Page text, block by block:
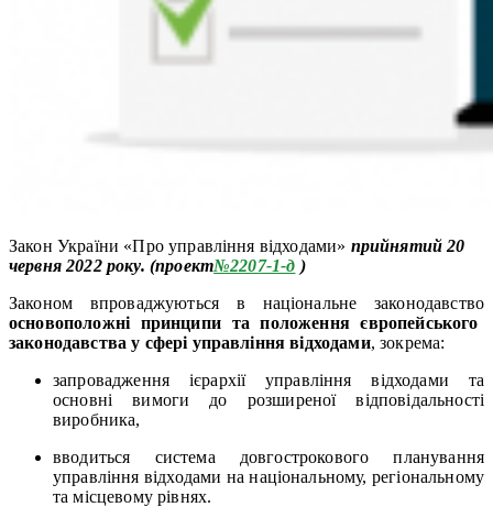
Закон України «Про управління відходами» прийнятий 20
червня 2022 року. (проект№2207-1-д )
Законом впроваджуються в національне законодавство
основоположні принципи та положення європейського
законодавства у сфері управління відходами, зокрема:
запровадження ієрархії управління відходами та
основні вимоги до розширеної відповідальності
виробника,
вводиться система довгострокового планування
управління відходами на національному, регіональному
та місцевому рівнях.